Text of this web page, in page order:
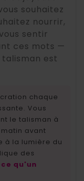
souhaitez
nourrir,
sentir
ces mots —
talisman est
chaque
Vous
le talisman à
avant
à la lumière du
des
qu'un